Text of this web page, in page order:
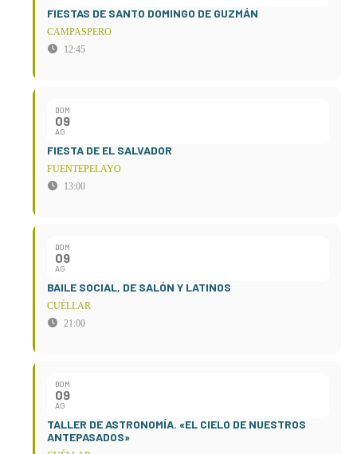
FIESTAS DE SANTO DOMINGO DE GUZMÁN
CAMPASPERO
12:45
DOM
09
AG
FIESTA DE EL SALVADOR
FUENTEPELAYO
13:00
DOM
09
AG
BAILE SOCIAL, DE SALÓN Y LATINOS
CUÉLLAR
21:00
DOM
09
AG
TALLER DE ASTRONOMÍA. «EL CIELO DE NUESTROS
ANTEPASADOS»